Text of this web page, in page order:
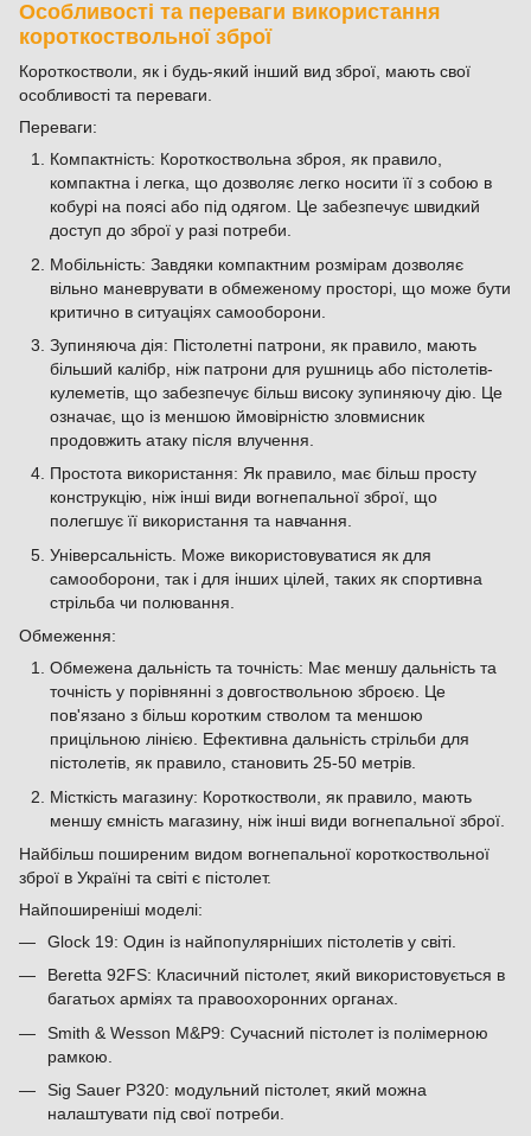
Особливості та переваги використання
короткоствольної зброї
Короткостволи, як і будь-який інший вид зброї, мають свої
особливості та переваги.
Переваги:
Компактність: Короткоствольна зброя, як правило,
компактна і легка, що дозволяє легко носити її з собою в
кобурі на поясі або під одягом. Це забезпечує швидкий
доступ до зброї у разі потреби.
Мобільність: Завдяки компактним розмірам дозволяє
вільно маневрувати в обмеженому просторі, що може бути
критично в ситуаціях самооборони.
Зупиняюча дія: Пістолетні патрони, як правило, мають
більший калібр, ніж патрони для рушниць або пістолетів-
кулеметів, що забезпечує більш високу зупиняючу дію. Це
означає, що із меншою ймовірністю зловмисник
продовжить атаку після влучення.
Простота використання: Як правило, має більш просту
конструкцію, ніж інші види вогнепальної зброї, що
полегшує її використання та навчання.
Універсальність. Може використовуватися як для
самооборони, так і для інших цілей, таких як спортивна
стрільба чи полювання.
Обмеження:
Обмежена дальність та точність: Має меншу дальність та
точність у порівнянні з довгоствольною зброєю. Це
пов'язано з більш коротким стволом та меншою
прицільною лінією. Ефективна дальність стрільби для
пістолетів, як правило, становить 25-50 метрів.
Місткість магазину: Короткостволи, як правило, мають
меншу ємність магазину, ніж інші види вогнепальної зброї.
Найбільш поширеним видом вогнепальної короткоствольної
зброї в Україні та світі є пістолет.
Найпоширеніші моделі:
Glock 19: Один із найпопулярніших пістолетів у світі.
Beretta 92FS: Класичний пістолет, який використовується в
багатьох арміях та правоохоронних органах.
Smith & Wesson M&P9: Сучасний пістолет із полімерною
рамкою.
Sig Sauer P320: модульний пістолет, який можна
налаштувати під свої потреби.